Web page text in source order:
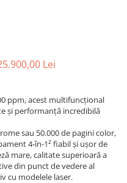
Lei
ppm, acest multifuncţional
şi performanţă incredibilă
sau 50.000 de pagini color,
4-în-1² fiabil şi uşor de
mare, calitate superioară a
din punct de vedere al
cu modelele laser.